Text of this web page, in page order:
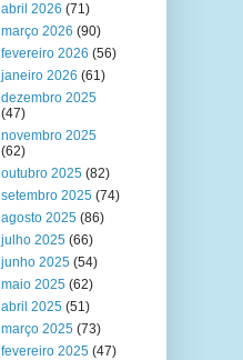
abril 2026 (71)
março 2026 (90)
fevereiro 2026 (56)
janeiro 2026 (61)
dezembro 2025
(47)
novembro 2025
(62)
outubro 2025 (82)
setembro 2025 (74)
agosto 2025 (86)
julho 2025 (66)
junho 2025 (54)
maio 2025 (62)
abril 2025 (51)
março 2025 (73)
fevereiro 2025 (47)